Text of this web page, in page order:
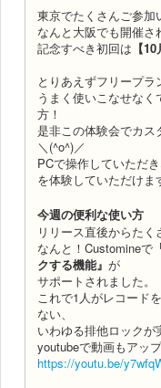
東京でたくさんご参加
なんと大阪でも開催さ
記念すべき初回は 【
とりあえずフリープラ
うまく使いこなせな
方！
是非この体験会でカ
＼(^o^)／
PCで操作していただ
を体験していただけま
今週の便利な使い方
リリース直後からた
なんと！Customineで
クする機能』 が
サポートされました。
これで1人がレコード
ない、
いわゆる排他ロックが
youtubeで動画もアッ
https://youtu.be/